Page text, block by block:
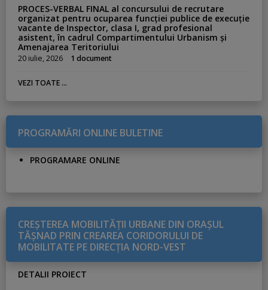
PROCES-VERBAL FINAL al concursului de recrutare
organizat pentru ocuparea funcției publice de execuție
vacante de Inspector, clasa I, grad profesional
asistent, în cadrul Compartimentului Urbanism și
Amenajarea Teritoriului
20 iulie, 2026 1 document
VEZI TOATE ...
PROGRAMĂRI ONLINE BULETINE
PROGRAMARE ONLINE
CREŞTEREA MOBILITĂŢII URBANE DIN ORAŞUL
TĂŞNAD PRIN CREAREA CORIDORULUI DE
MOBILITATE PE DIRECŢIA NORD-VEST
DETALII PROIECT